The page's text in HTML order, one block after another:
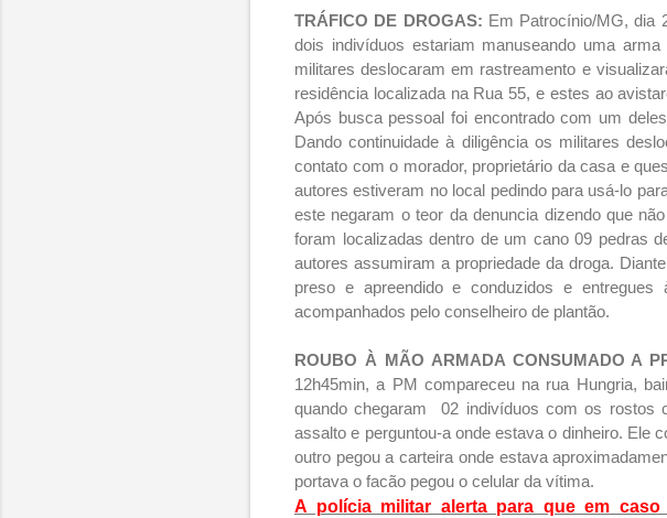
TRÁFICO DE DROGAS: Em Patrocínio/MG, dia
dois indivíduos estariam manuseando uma
militares deslocaram em rastreamento e
residência localizada na Rua 55, e estes ao
Após busca pessoal foi encontrado com um
Dando continuidade à diligência os militares
contato com o morador, proprietário da casa e
autores estiveram no local pedindo para usá-lo
este negaram o teor da denuncia dizendo que
foram localizadas dentro de um cano 09 pedras
autores assumiram a propriedade da droga.
preso e apreendido e conduzidos e
acompanhados pelo conselheiro de plantão.
ROUBO À MÃO ARMADA CONSUMADO A
12h45min, a PM compareceu na rua Hungria,
quando chegaram 02 indivíduos com os rostos
assalto e perguntou-a onde estava o dinheiro. Ele
outro pegou a carteira onde estava
portava o facão pegou o celular da vítima.
A polícia militar alerta para que em caso